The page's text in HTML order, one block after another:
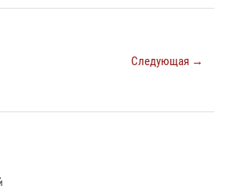
Следующая →